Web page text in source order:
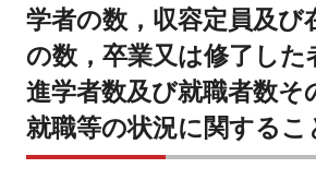
学者の数，収容定員及び
の数，卒業又は修了した
進学者数及び就職者数そ
就職等の状況に関するこ